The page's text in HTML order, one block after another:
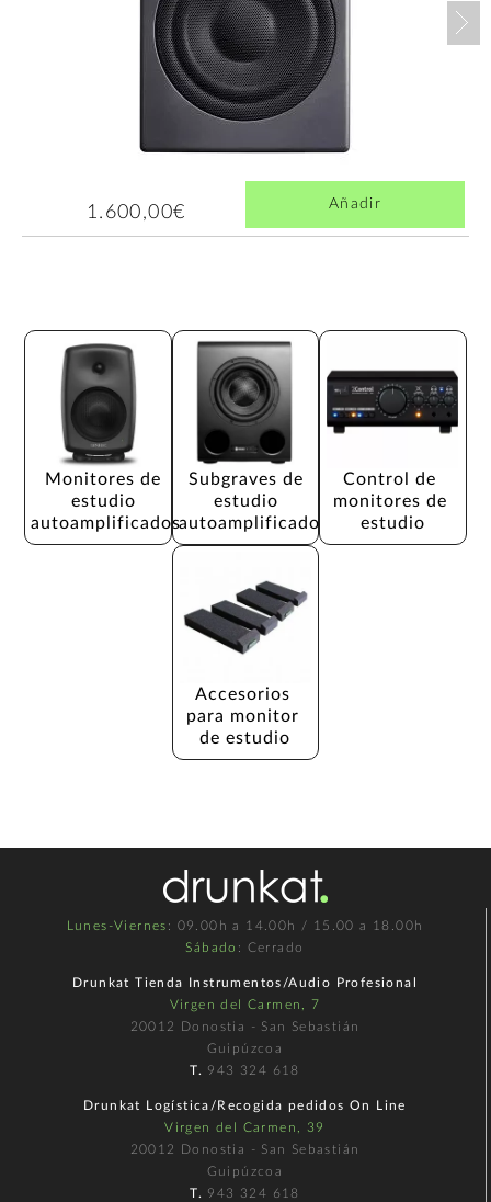
1.600,00€ Añadir
Monitores de
estudio
autoamplificados
Subgraves de
estudio
autoamplificado
Control de
monitores de
estudio
Accesorios
para monitor
de estudio
Lunes-Viernes : 09.00h a 14.00h / 15.00 a 18.00h
Sábado : Cerrado
Drunkat Tienda Instrumentos/Audio Profesional
Virgen del Carmen, 7
20012 Donostia - San Sebastián
Guipúzcoa
T. 943 324 618
Drunkat Logística/Recogida pedidos On Line
Virgen del Carmen, 39
20012 Donostia - San Sebastián
Guipúzcoa
T. 943 324 618